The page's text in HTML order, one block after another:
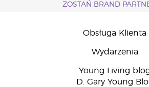
ZOSTAŃ BRAND
Obsługa Klienta
Wydarzenia
Young Living
D. Gary Young